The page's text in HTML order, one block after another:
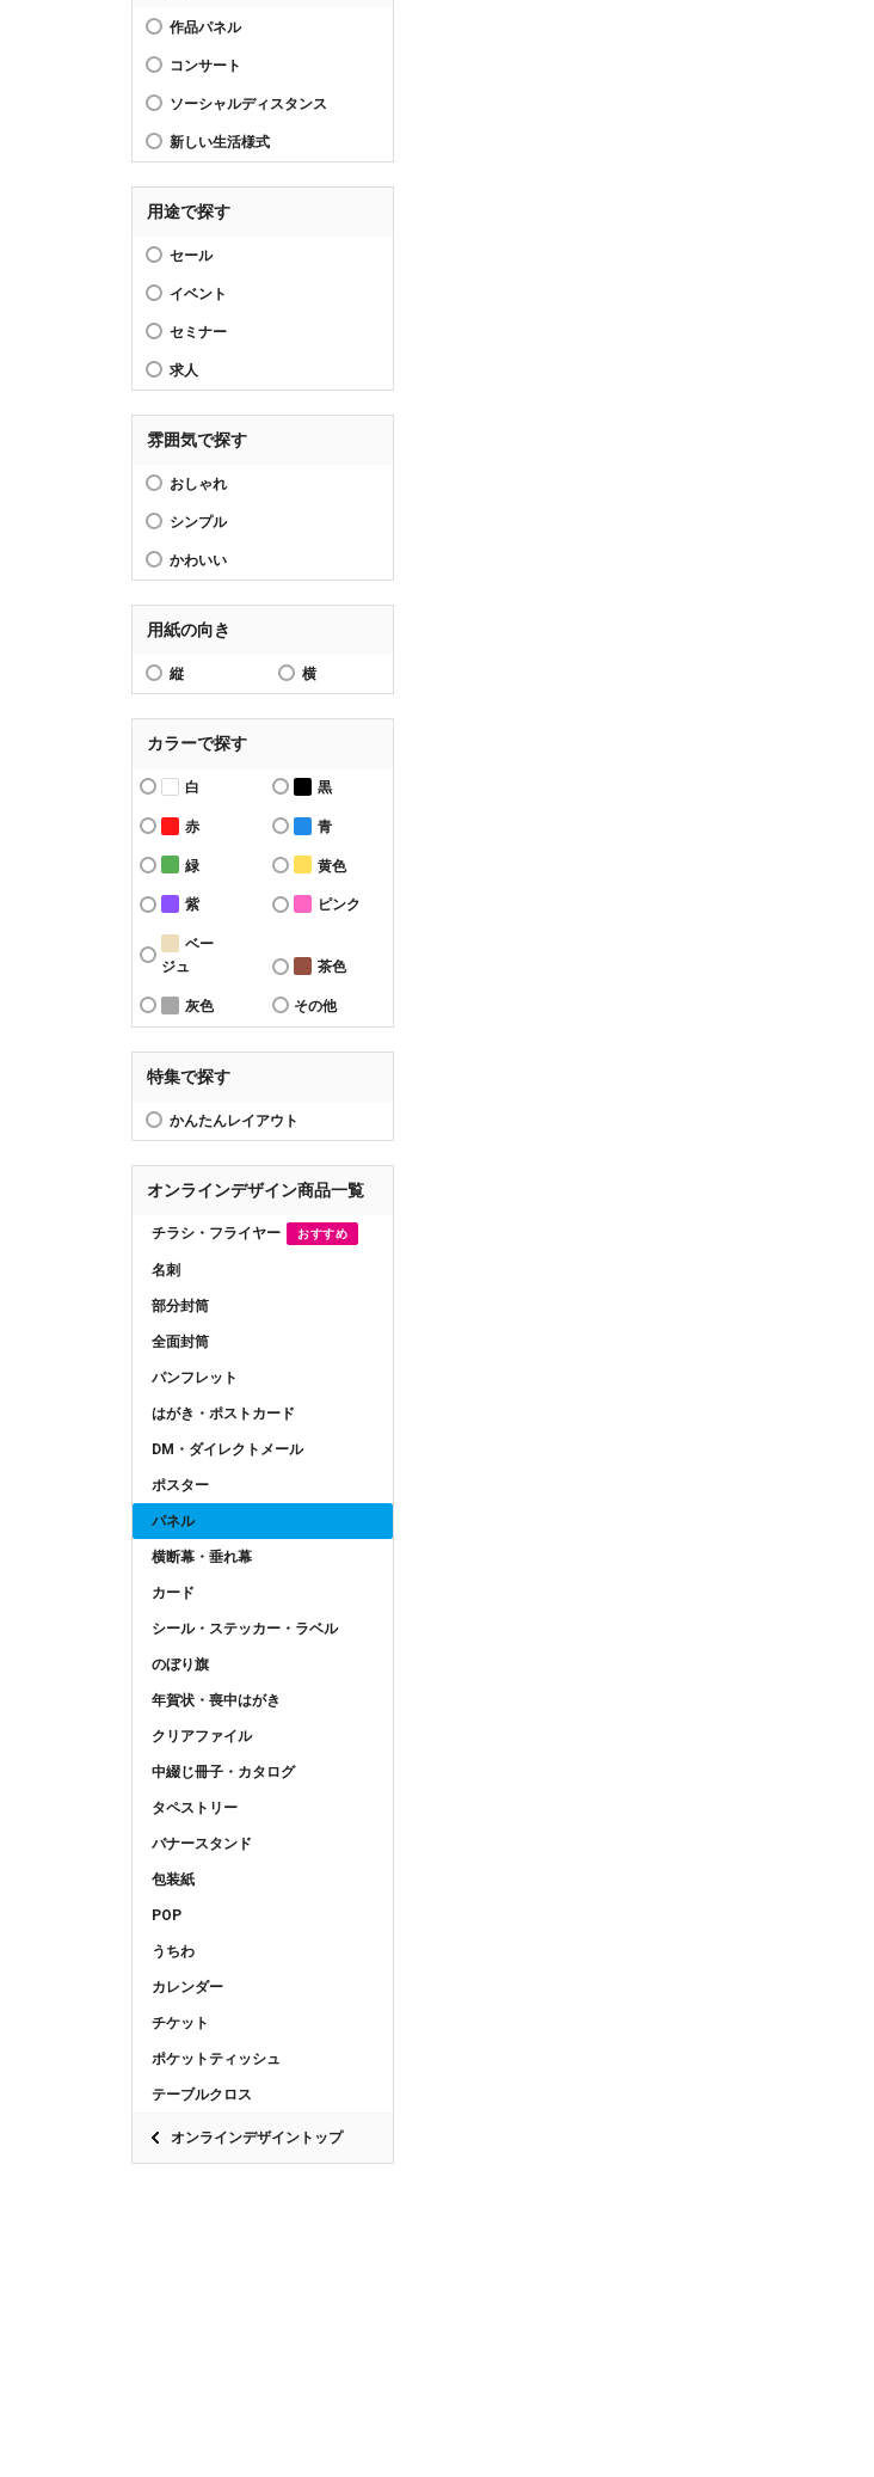
作品パネル
コンサート
ソーシャルディスタンス
新しい生活様式
用途で探す
セール
イベント
セミナー
求人
雰囲気で探す
おしゃれ
シンプル
かわいい
用紙の向き
縦 横
カラーで探す
白 黒
赤 青
緑 黄色
紫 ピンク
ベー
ジュ
茶色
灰色 その他
特集で探す
かんたんレイアウト
オンラインデザイン商品一覧
チラシ・フライヤー おすすめ
名刺
部分封筒
全面封筒
パンフレット
はがき・ポストカード
DM・ダイレクトメール
ポスター
パネル
横断幕・垂れ幕
カード
シール・ステッカー・ラベル
のぼり旗
年賀状・喪中はがき
クリアファイル
中綴じ冊子・カタログ
タペストリー
バナースタンド
包装紙
POP
うちわ
カレンダー
チケット
ポケットティッシュ
テーブルクロス
オンラインデザイントップ